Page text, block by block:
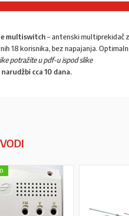
multiswitch – antenski multiprekidač
18 korisnika, bez napajanja.
potražite u pdf-u ispod slike
cca 10 dana.